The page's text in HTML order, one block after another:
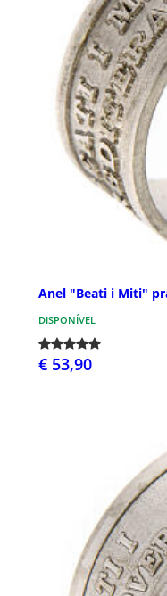
Anel "Beati i Miti"
DISPONÍVEL
€ 53,90